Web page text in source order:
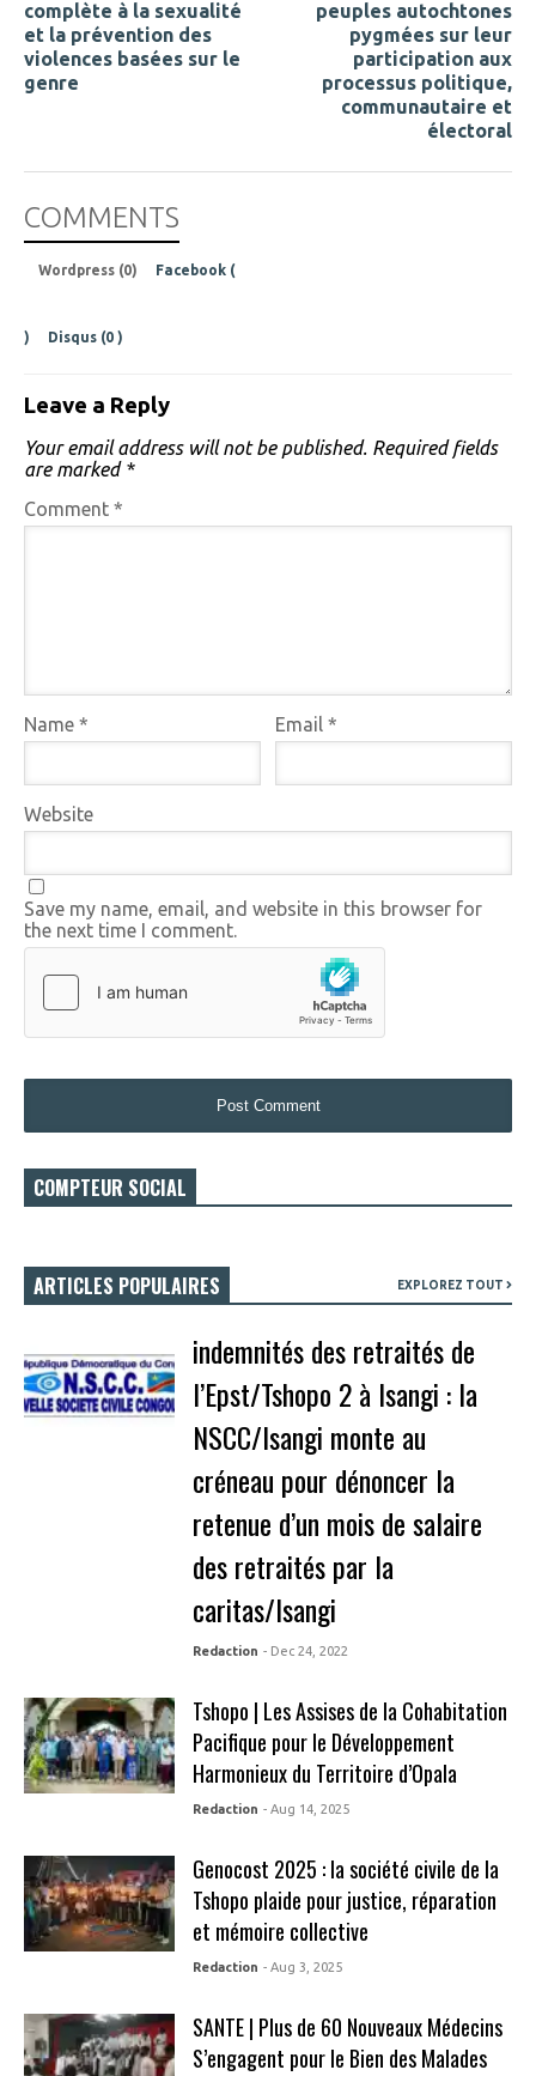
complète à la sexualité
et la prévention des
violences basées sur le
genre
peuples autochtones
pygmées sur leur
participation aux
processus politique,
communautaire et
électoral
COMMENTS
Wordpress (0) Facebook (
) Disqus (0 )
Leave a Reply
Your email address will not be published. Required fields
are marked *
Comment *
Name * Email*
Website
Save my name, email, and website in this browser for
the next time I comment.
COMPTEUR SOCIAL
ARTICLES POPULAIRES EXPLOREZ TOUT
indemnités des retraités de
l’Epst/Tshopo 2 à Isangi : la
NSCC/Isangi monte au
créneau pour dénoncer la
retenue d’un mois de salaire
des retraités par la
caritas/Isangi
Redaction - Dec 24, 2022
Tshopo | Les Assises de la Cohabitation
Pacifique pour le Développement
Harmonieux du Territoire d’Opala
Redaction - Aug 14, 2025
Genocost 2025 : la société civile de la
Tshopo plaide pour justice, réparation
et mémoire collective
Redaction - Aug 3, 2025
SANTE | Plus de 60 Nouveaux Médecins
S’engagent pour le Bien des Malades